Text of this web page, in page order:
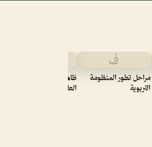
ف
مراحل تطور المنظومة
التربوية
ظاھرة تشغیل الأطفال في
العالم